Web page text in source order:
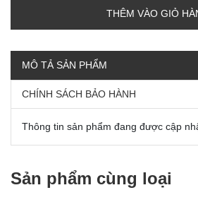
THÊM VÀO GIỎ
MÔ TẢ SẢN PHẨM
CHÍNH SÁCH BẢO HÀNH
Thông tin sản phẩm đang được cập
Sản phẩm cùng loại